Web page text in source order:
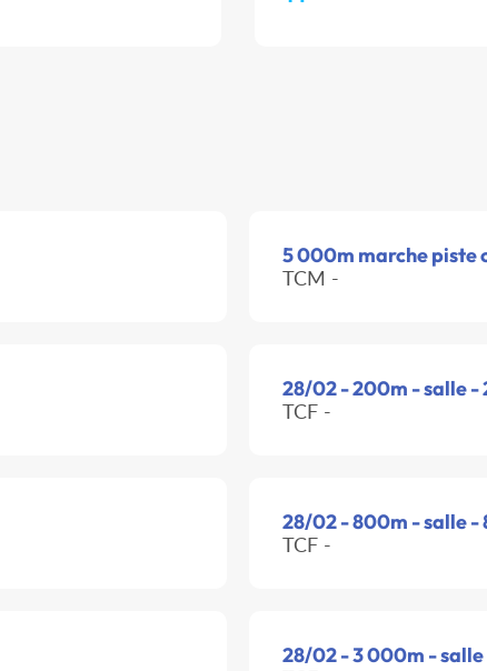
5 000m marche piste
TCM -
28/02 - 200m - salle -
TCF -
28/02 - 800m - salle -
TCF -
28/02 - 3 000m -